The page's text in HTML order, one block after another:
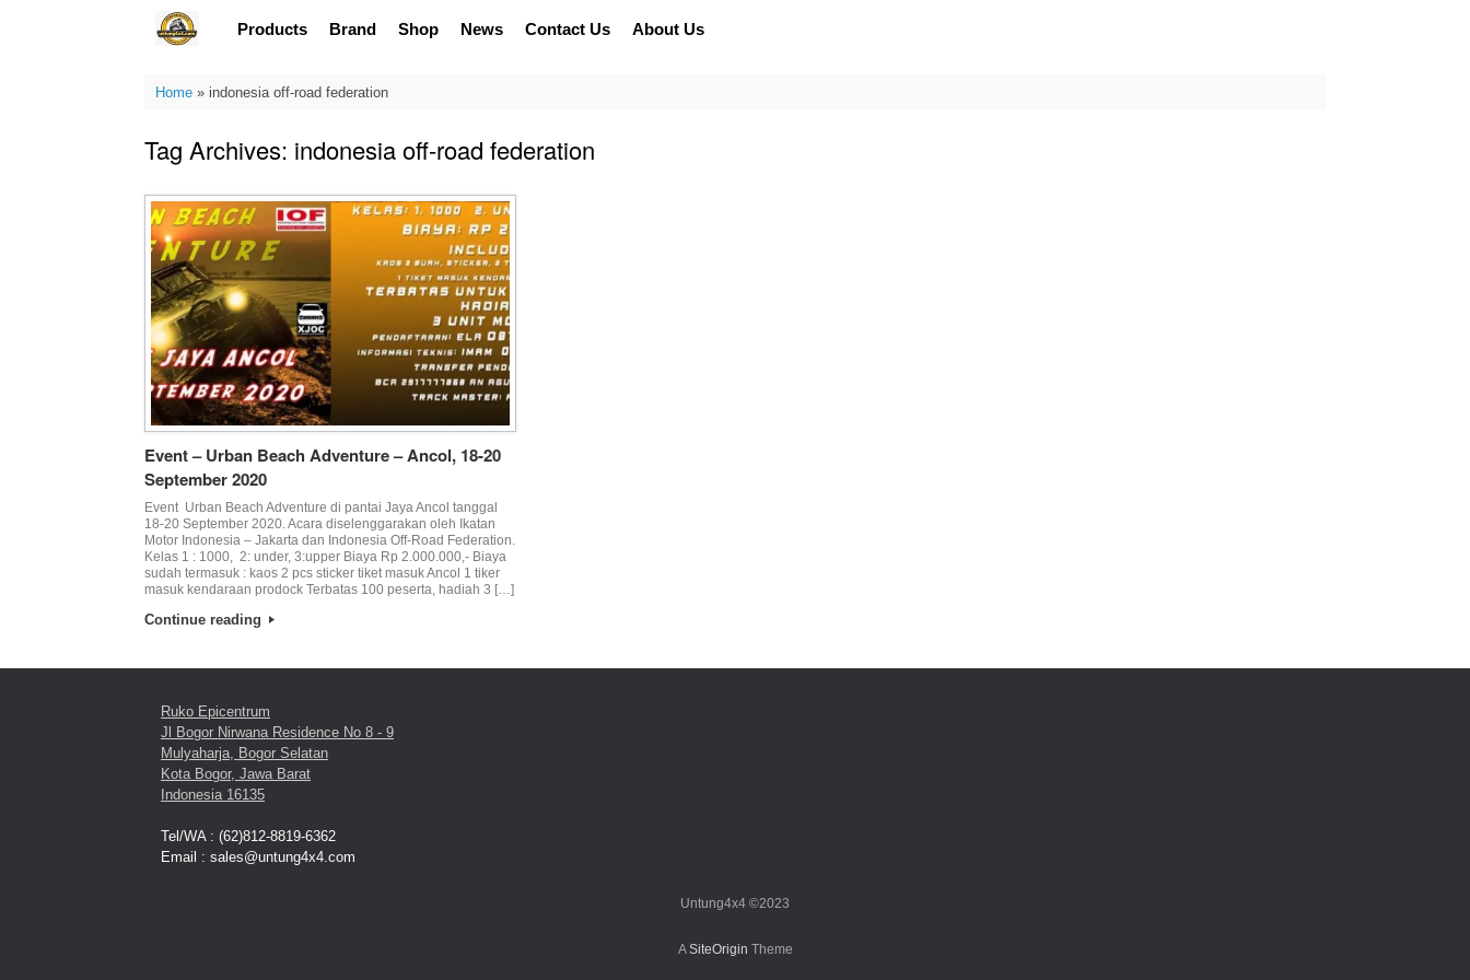
Products Brand Shop News Contact Us About Us
Home» indonesia off-road federation
Tag Archives: indonesia off-road federation
Event – Urban Beach Adventure – Ancol, 18-20
September 2020
Event Urban Beach Adventure di pantai Jaya Ancol tanggal
18-20 September 2020. Acara diselenggarakan oleh Ikatan
Motor Indonesia – Jakarta dan Indonesia Off-Road Federation.
Kelas 1 : 1000, 2: under, 3:upper Biaya Rp 2.000.000,- Biaya
sudah termasuk : kaos 2 pcs sticker tiket masuk Ancol 1 tiker
masuk kendaraan prodock Terbatas 100 peserta, hadiah 3 […]
Continue reading
Ruko Epicentrum
Jl Bogor Nirwana Residence No 8 - 9
Mulyaharja, Bogor Selatan
Kota Bogor, Jawa Barat
Indonesia 16135
Tel/WA : (62)812-8819-6362
Email : sales@untung4x4.com
Untung4x4 ©2023
ASiteOrigin Theme